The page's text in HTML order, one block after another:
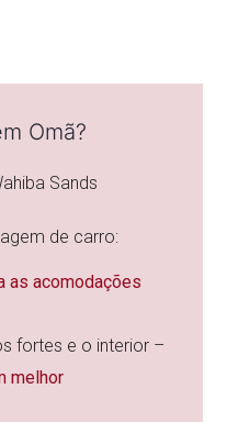
Omã?
de carro:
as acomodações
fortes e o interior –
melhor